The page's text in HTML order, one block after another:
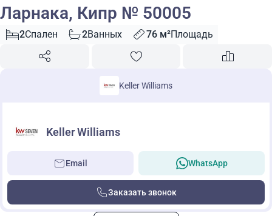
Ларнака, Кипр № 50005
2Спален 2Ванных 76 м²Площадь
Keller Williams
Keller Williams
Email WhatsApp
Заказать звонок